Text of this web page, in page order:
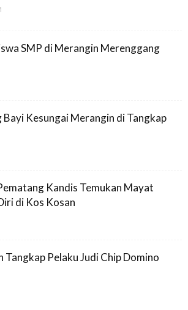
SMP di Merangin Merenggang
Bayi Kesungai Merangin di Tangkap
Kandis Temukan Mayat
di Kos Kosan
Tangkap Pelaku Judi Chip Domino